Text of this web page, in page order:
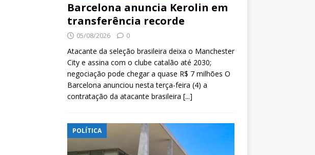
Barcelona anuncia Kerolin em
transferência recorde
05/08/2026 0
Atacante da seleção brasileira deixa o Manchester
City e assina com o clube catalão até 2030;
negociação pode chegar a quase R$ 7 milhões O
Barcelona anunciou nesta terça-feira (4) a
contratação da atacante brasileira [...]
POLÍTICA